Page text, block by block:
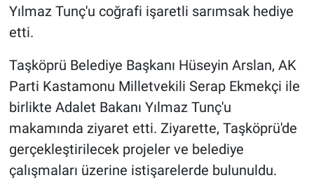
Yılmaz Tunç'u coğrafi işaretli sarımsak hediye
etti.
Taşköprü Belediye Başkanı Hüseyin Arslan, AK
Parti Kastamonu Milletvekili Serap Ekmekçi ile
birlikte Adalet Bakanı Yılmaz Tunç'u
makamında ziyaret etti. Ziyarette, Taşköprü'de
gerçekleştirilecek projeler ve belediye
çalışmaları üzerine istişarelerde bulunuldu.